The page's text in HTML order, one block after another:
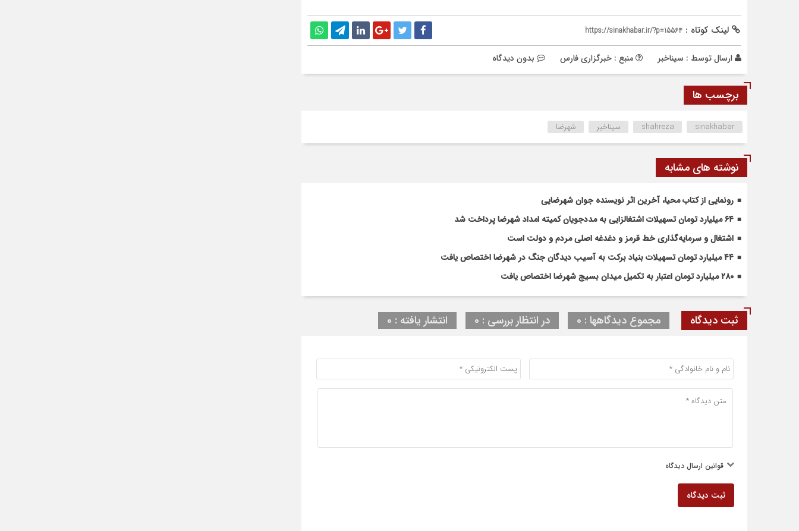
لینک کوتاه : https://sinakhabar.ir/?p=15564
ارسال توسط : سیناخبر منبع : خبرگزاری فارس بدون دیدگاه
برچسب ها
shahreza sinakhabar سیناخبر شهرضا
نوشته های مشابه
رونمایی از کتاب محیا، آخرین اثر نویسنده جوان شهرضایی
۶۴ میلیارد تومان تسهیلات اشتغالزایی به مددجویان کمیته امداد شهرضا پرداخت شد
اشتغال و سرمایه‌گذاری خط قرمز و دغدغه اصلی مردم و دولت است
۴۴ میلیارد تومان تسهیلات بنیاد برکت به آسیب دیدگان جنگ در شهرضا اختصاص یافت
۲۸۰ میلیارد تومان اعتبار به تکمیل میدان بسیج شهرضا اختصاص یافت
ثبت دیدگاه مجموع دیدگاهها : 0 در انتظار بررسی : 0 انتشار یافته : 0
قوانین ارسال دیدگاه
ثبت دیدگاه